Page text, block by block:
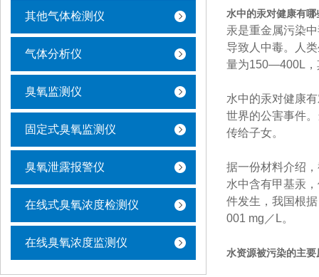
其他气体检测仪
气体分析仪
臭氧监测仪
固定式臭氧监测仪
臭氧泄露报警仪
在线式臭氧浓度检测仪
在线臭氧浓度监测仪
水中的汞对健康有哪
汞是重金属污染
导致人中毒。
人
量为150—400L，
水中的汞对健康
世界的公害事件
传给子女。
据一份材料介绍
水中含有甲基汞
件发生，我国根
001 mg／L。
水资源被污染的主